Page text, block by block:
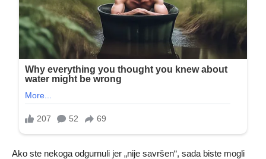
Ako ste nekoga odgurnuli jer „nije savršen“, sada biste mogli